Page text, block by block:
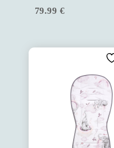
79.99 €